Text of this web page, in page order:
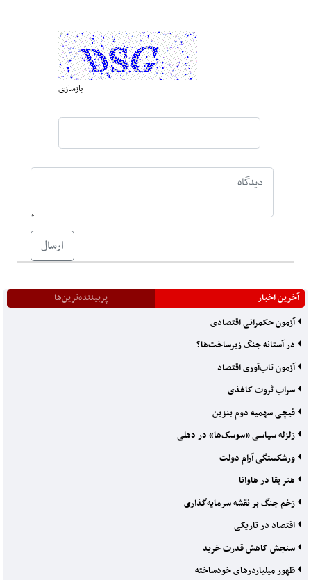
بازسازی
ارسال
آخرین اخبار
پربیننده‌ترین‌ها
آزمون حکمرانی اقتصادی
در آستانه جنگ زیرساخت‌ها؟
آزمون تاب‌آوری اقتصاد
سراب ثروت کاغذی
قیچی سهمیه دوم بنزین
زلزله سیاسی «سوسک‌ها» در دهلی
ورشکستگی آرام دولت
هنر بقا در هاوانا
زخم جنگ بر نقشه سرمایه‌گذاری
اقتصاد در تاریکی
سنجش کاهش قدرت خرید
ظهور میلیاردرهای خودساخته